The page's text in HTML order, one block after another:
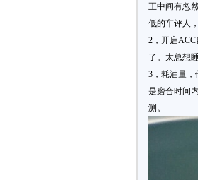
正中间有忽
低的车评人
2，开启
了。太总想
3，耗油量，
是磨合时间
测。